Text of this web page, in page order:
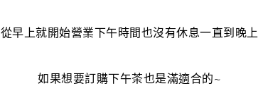
從早上就開始營業下午時間也沒有休息一直到晚上
如果想要訂購下午茶也是滿適合的~